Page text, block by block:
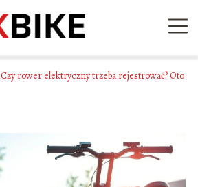
Czy rower elektryczny trzeba rejestrować? Oto